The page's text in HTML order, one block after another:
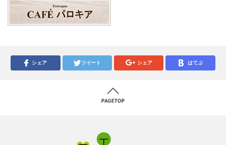
シェア ツイート シェア はてぶ